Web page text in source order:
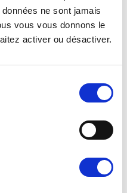
ne sont jamais
vous vous donnons le
activer ou désactiver.
Réf. : 2600922 EN STOCK